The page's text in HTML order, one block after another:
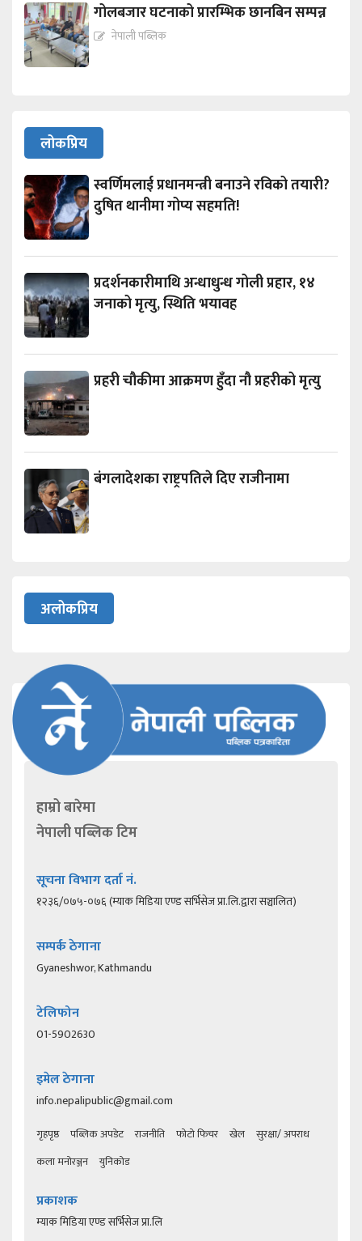
गोलबजार घटनाको प्रारम्भिक छानबिन सम्पन्न
नेपाली पब्लिक
लोकप्रिय
स्वर्णिमलाई प्रधानमन्त्री बनाउने रविको तयारी?
दुषित थानीमा गोप्य सहमति!
प्रदर्शनकारीमाथि अन्धाधुन्ध गोली प्रहार, १४
जनाको मृत्यु, स्थिति भयावह
प्रहरी चौकीमा आक्रमण हुँदा नौ प्रहरीको मृत्यु
बंगलादेशका राष्ट्रपतिले दिए राजीनामा
अलोकप्रिय
हाम्रो बारेमा
नेपाली पब्लिक टिम
सूचना विभाग दर्ता नं.
१२३६/०७५-०७६ (म्याक मिडिया एण्ड सर्भिसेज प्रा.लि.द्वारा सञ्चालित)
सम्पर्क ठेगाना
Gyaneshwor, Kathmandu
टेलिफोन
01-5902630
इमेल ठेगाना
info.nepalipublic@gmail.com
गृहपृष्ठ पब्लिक अपडेट राजनीति फोटो फिचर खेल
सुरक्षा/ अपराध
कला मनोरञ्जन
युनिकोड
प्रकाशक
म्याक मिडिया एण्ड सर्भिसेज प्रा.लि